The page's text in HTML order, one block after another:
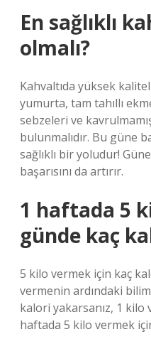
En sağlıklı
olmalı?
Kahvaltıda yüksek
yumurta, tam tahıllı
sebzeleri ve
bulunmalıdır. Bu güne
sağlıklı bir yoludur!
başarısını da artırır.
1 haftada 5
günde kaç
5 kilo vermek için kaç
vermenin ardındaki
kalori yakarsanız, 1
haftada 5 kilo vermek